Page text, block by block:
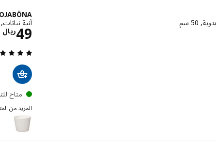
50 سم
299
آنية نباتات,
ريال49
متاح
المزيد من
SOJABÖNA